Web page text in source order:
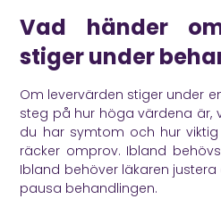
Vad händer
stiger under
Om levervärden stiger under
steg på hur höga värdena är,
du har symtom och hur
räcker omprov. Ibland
Ibland behöver läkaren
pausa behandlingen.